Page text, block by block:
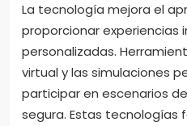
La tecnología mejora el
proporcionar experiencias
personalizadas.
virtual y las simulaciones
participar en escenarios
segura. Estas tecnologías